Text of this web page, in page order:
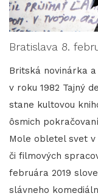
Bratislava 8.
Britská novinárka
v roku 1982 Tajný
stane kultovou
ôsmich
Mole obletel svet v
či filmových
februára 2019
slávneho